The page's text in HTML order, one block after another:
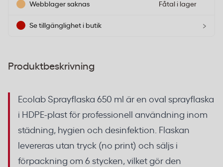
Webblager saknas Fåtal i lager
Se tillgänglighet i butik ›
Produktbeskrivning
Ecolab Sprayflaska 650 ml är en oval sprayflaska
i HDPE-plast för professionell användning inom
städning, hygien och desinfektion. Flaskan
levereras utan tryck (no print) och säljs i
förpackning om 6 stycken, vilket gör den